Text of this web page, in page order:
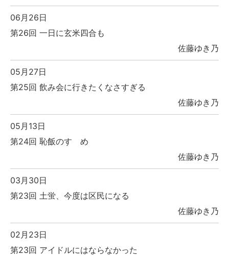
06月26日
第26回 一日に玄米四合も
佐藤ゆき乃
05月27日
第25回 飲み会に行きたくなさすぎる
佐藤ゆき乃
05月13日
第24回 恥飯のすゝめ
佐藤ゆき乃
03月30日
第23回 土蛍、今度は区民になる
佐藤ゆき乃
02月23日
第23回 アイドルにはならなかった